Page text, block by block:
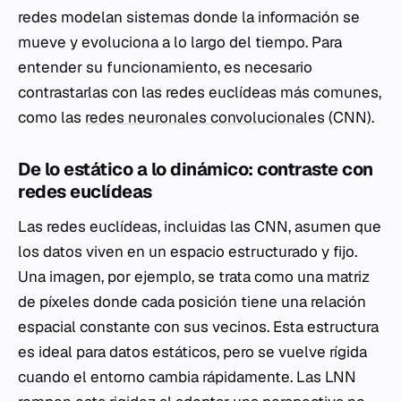
redes modelan sistemas donde la información se
mueve y evoluciona a lo largo del tiempo. Para
entender su funcionamiento, es necesario
contrastarlas con las redes euclídeas más comunes,
como las redes neuronales convolucionales (CNN).
De lo estático a lo dinámico: contraste con
redes euclídeas
Las redes euclídeas, incluidas las CNN, asumen que
los datos viven en un espacio estructurado y fijo.
Una imagen, por ejemplo, se trata como una matriz
de píxeles donde cada posición tiene una relación
espacial constante con sus vecinos. Esta estructura
es ideal para datos estáticos, pero se vuelve rígida
cuando el entorno cambia rápidamente. Las LNN